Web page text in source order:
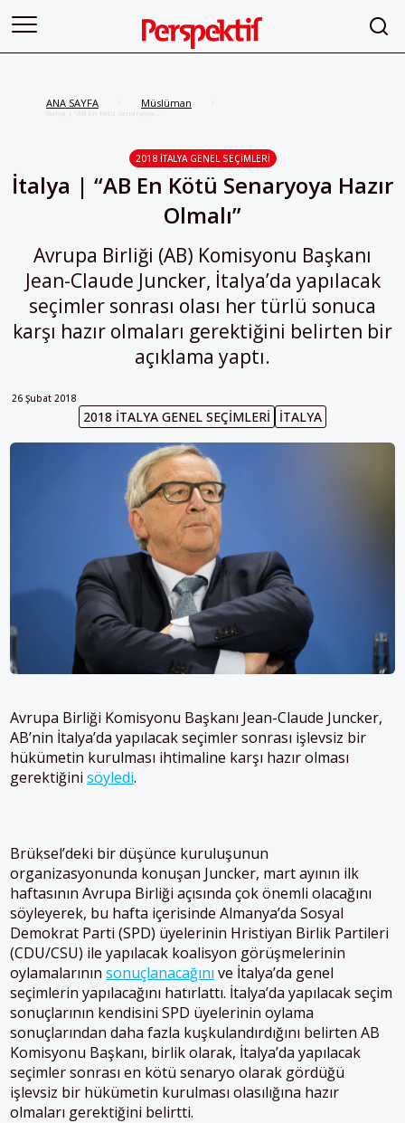
ANA SAYFA Müslüman
İtalya | “AB En Kötü Senaryoya
Hazır Olmalı”
2018 İTALYA GENEL SEÇIMLERI
İtalya | “AB En Kötü Senaryoya Hazır
Olmalı”
Avrupa Birliği (AB) Komisyonu Başkanı
Jean-Claude Juncker, İtalya’da yapılacak
seçimler sonrası olası her türlü sonuca
karşı hazır olmaları gerektiğini belirten bir
açıklama yaptı.
26 Şubat 2018
2018 İTALYA GENEL SEÇIMLERI İTALYA
Avrupa Birliği Komisyonu Başkanı Jean-Claude Juncker,
AB’nin İtalya’da yapılacak seçimler sonrası işlevsiz bir
hükümetin kurulması ihtimaline karşı hazır olması
gerektiğini söyledi.
Brüksel’deki bir düşünce kuruluşunun
organizasyonunda konuşan Juncker, mart ayının ilk
haftasının Avrupa Birliği açısında çok önemli olacağını
söyleyerek, bu hafta içerisinde Almanya’da Sosyal
Demokrat Parti (SPD) üyelerinin Hristiyan Birlik Partileri
(CDU/CSU) ile yapılacak koalisyon görüşmelerinin
oylamalarının sonuçlanacağını ve İtalya’da genel
seçimlerin yapılacağını hatırlattı. İtalya’da yapılacak seçim
sonuçlarının kendisini SPD üyelerinin oylama
sonuçlarından daha fazla kuşkulandırdığını belirten AB
Komisyonu Başkanı, birlik olarak, İtalya’da yapılacak
seçimler sonrası en kötü senaryo olarak gördüğü
işlevsiz bir hükümetin kurulması olasılığına hazır
olmaları gerektiğini belirtti.